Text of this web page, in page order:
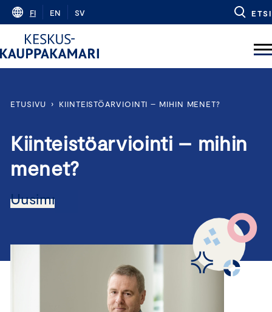
Skip
content
FI EN SV ETSI
ETUSIVU › KIINTEISTÖARVIOINTI – MIHIN MENET?
Kiinteistöarviointi – mihin
menet?
Uusimmat